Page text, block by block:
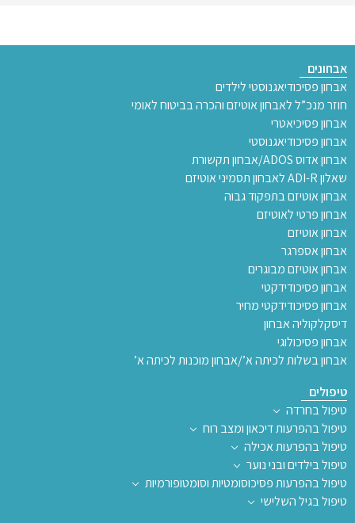
אבחונים
אבחון פסיכודיאגנוסטי לילדים
חוזר מנכ”ל לאבחון אוטיזם והכרה בביטוח לאומי
אבחון פסיכיאטרי
אבחון פסיכודיאגנוסטי
אבחון אדוס ADOS/אבחון תקשורת
שאלון ADI-R לאבחון תסמיני אוטיזם
אבחון אוטיזם בתפקוד גבוה
אבחון פרטי לאוטיזם
אבחון אוטיזם
אבחון אספרגר
אבחון אוטיזם מבוגרים
אבחון פסיכודידקטי
אבחון פסיכודידקטי מחיר
דיסקלקוליה אבחון
אבחון פסיכולוגי
אבחון בשלות לכיתה א’/אבחון מוכנות לכיתה א’
טיפולים
טיפול בחרדה
טיפול בהפרעות דיכאון ומצב רוח
טיפול בהפרעות אכילה
טיפול בילדים ובני נוער
טיפול בהפרעות פסיכוסומטיות וסומטופורמיות
טיפול בגיל השלישי